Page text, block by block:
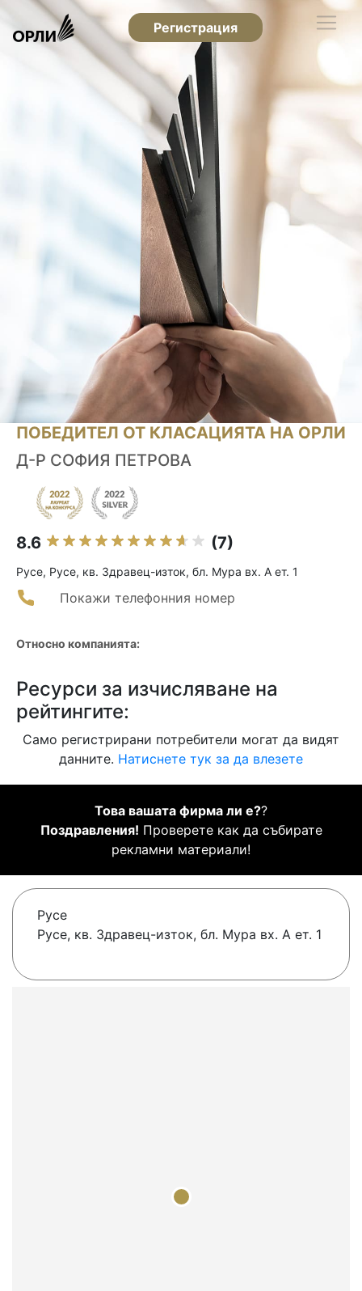
Регистрация
ПОБЕДИТЕЛ ОТ КЛАСАЦИЯТА НА ОРЛИ
Д-Р СОФИЯ ПЕТРОВА
8.6 (7)
Русе, Русе, кв. Здравец-изток, бл. Мура вх. А ет. 1
Покажи телефонния номер
Относно компанията:
Ресурси за изчисляване на
рейтингите:
Само регистрирани потребители могат да видят
данните. Натиснете тук за да влезете
Това вашата фирма ли е??
Поздравления! Проверете как да събирате
рекламни материали!
Русе
Русе, кв. Здравец-изток, бл. Мура вх. А ет. 1